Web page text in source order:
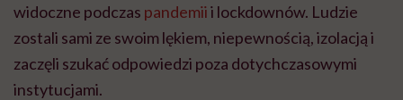
widoczne podczas pandemiii lockdownów. Ludzie
zostali sami ze swoim lękiem, niepewnością, izolacją i
zaczęli szukać odpowiedzi poza dotychczasowymi
instytucjami.